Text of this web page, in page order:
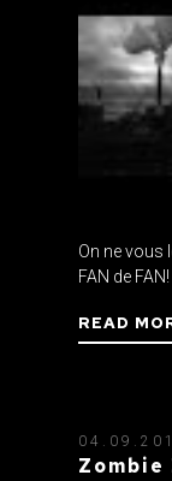
On ne vous
FAN de
READ
Zombie